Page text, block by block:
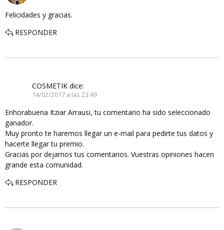
Felicidades y gracias.
RESPONDER
COSMETIK dice:
14/02/2017 a las 23:49
Enhorabuena Itziar Arrausi, tu comentario ha sido seleccionado
ganador.
Muy pronto te haremos llegar un e-mail para pedirte tus datos y
hacerte llegar tu premio.
Gracias por dejarnos tus comentarios. Vuestras opiniones hacen
grande esta comunidad.
RESPONDER